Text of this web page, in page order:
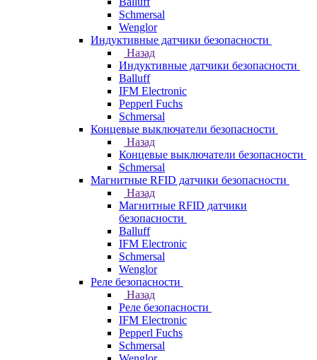
Schmersal
Wenglor
Индуктивные датчики безопасности
Назад
Индуктивные датчики безопасности
Balluff
IFM Electronic
Pepperl Fuchs
Schmersal
Концевые выключатели безопасности
Назад
Концевые выключатели безопасности
Schmersal
Магнитные RFID датчики безопасности
Назад
Магнитные RFID датчики
безопасности
Balluff
IFM Electronic
Schmersal
Wenglor
Реле безопасности
Назад
Реле безопасности
IFM Electronic
Pepperl Fuchs
Schmersal